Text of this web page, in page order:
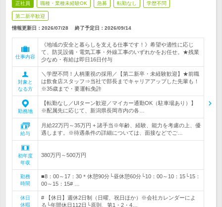
正社員 職種・業種未経験OK 急募 転勤なし 学歴不問
第二新卒歓迎
情報更新日：2026/07/28 終了予定日： 2026/09/14
仕事内容
《地域の安全と暮らしを支える仕事です！》希望や適性に応じ
て、防災設備・電気工事・外線工事のいずれかをお任せ。★残業
少なめ・有給は即日16日付与
対象と
なる方
＼学歴不問！人柄重視の採用／【第二新卒・未経験歓迎】★前職
は飲食店スタッフ⇒当社で部長までキャリアアップした先輩も！
※35歳まで・要運転免許
勤務地
【転勤なし／UIターン歓迎／マイカー通勤OK（駐車場あり）】
※配属先に応じて、新潟県長岡市内の各…
給与
月給22万円～35万円 + 諸手当※年齢、経験、能力を考慮の上、優
遇します。※待遇条件の詳細については、面接などでご…
初年度
年収
380万円～500万円
勤務
時間
■8：00～17：30＊休憩90分└昼休憩60分└10：00～10：15└15：
00～15：15# …
休日
休暇
# 【休日】週休2日制（日曜、祝日ほか）※会社カレンダーによ
る└年間休日112日└原則、第1・2・4…